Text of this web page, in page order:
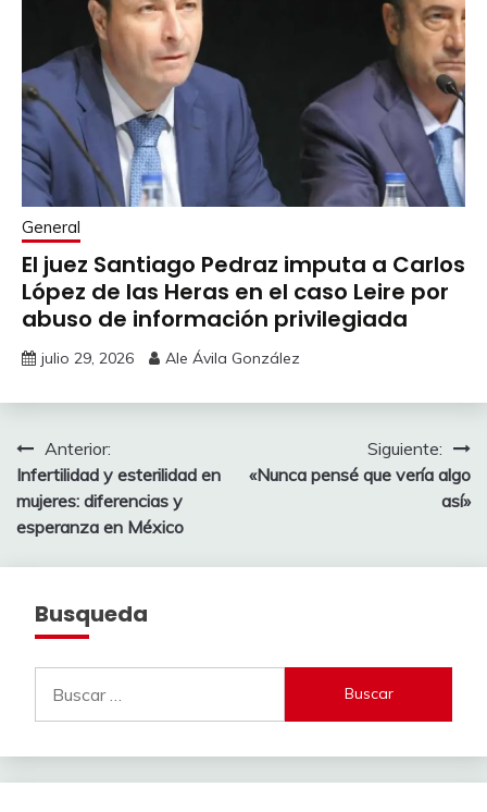
General
El juez Santiago Pedraz imputa a Carlos
López de las Heras en el caso Leire por
abuso de información privilegiada
julio 29, 2026 Ale Ávila González
Navegación
de
entradas
Anterior:
Infertilidad y esterilidad en
mujeres: diferencias y
esperanza en México
Siguiente:
«Nunca pensé que vería algo
así»
Busqueda